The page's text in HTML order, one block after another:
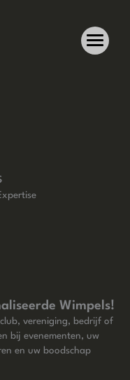
Wimpels!
vereniging, bedrijf of
bij evenementen, uw
en uw boodschap